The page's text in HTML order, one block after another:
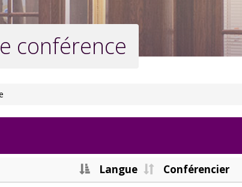
conférence
Langue Conférencier